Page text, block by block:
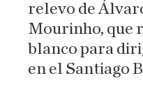
relevo de
Mourinho, que
blanco para
en el Santiago